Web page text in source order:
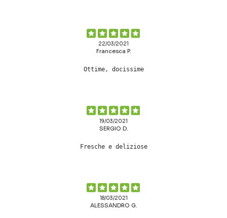
22/03/2021
Francesca P.
Ottime, docissime
19/03/2021
SERGIO D.
Fresche e deliziose
18/03/2021
ALESSANDRO G.